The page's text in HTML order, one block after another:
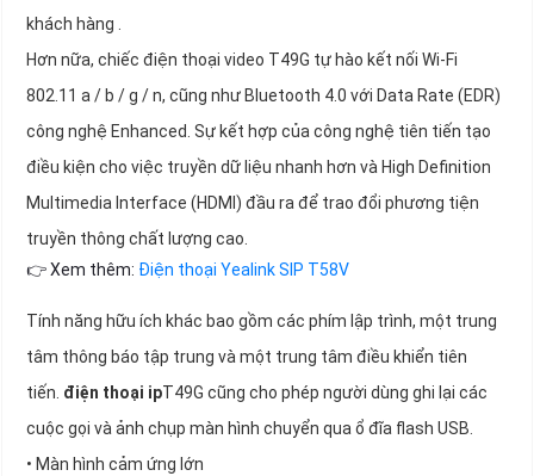
khách hàng .
Hơn nữa, chiếc điện thoại video T49G tự hào kết nối Wi-Fi
802.11 a / b / g / n, cũng như Bluetooth 4.0 với Data Rate (EDR)
công nghệ Enhanced. Sự kết hợp của công nghệ tiên tiến tạo
điều kiện cho việc truyền dữ liệu nhanh hơn và High Definition
Multimedia Interface (HDMI) đầu ra để trao đổi phương tiện
truyền thông chất lượng cao.
👉 Xem thêm: Điện thoại Yealink SIP T58V
Tính năng hữu ích khác bao gồm các phím lập trình, một trung
tâm thông báo tập trung và một trung tâm điều khiển tiên
tiến. điện thoại ipT49G cũng cho phép người dùng ghi lại các
cuộc gọi và ảnh chụp màn hình chuyển qua ổ đĩa flash USB.
• Màn hình cảm ứng lớn